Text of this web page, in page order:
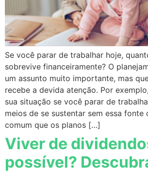
Se você parar de trabalhar hoje,
sobrevive financeiramente? O
um assunto muito importante, mas
recebe a devida atenção. Por
sua situação se você parar de
meios de se sustentar sem essa fonte
comum que os planos […]
Viver de
possível?